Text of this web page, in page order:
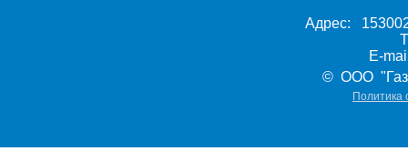
Адрес:
E-
© ООО
Политика